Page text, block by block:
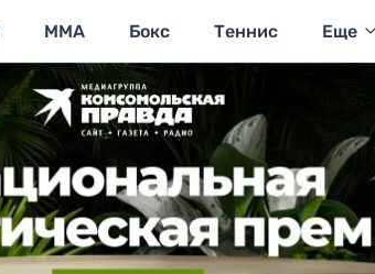
MMA Бокс Теннис Еще